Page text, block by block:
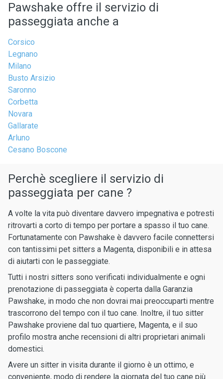
Pawshake offre il servizio di
passeggiata anche a
Corsico
Legnano
Milano
Busto Arsizio
Saronno
Corbetta
Novara
Gallarate
Arluno
Cesano Boscone
Perchè scegliere il servizio di
passeggiata per cane ?
A volte la vita può diventare davvero impegnativa e potresti
ritrovarti a corto di tempo per portare a spasso il tuo cane.
Fortunatamente con Pawshake è davvero facile connettersi
con tantissimi pet sitters a Magenta, disponibili e in attesa
di aiutarti con le passeggiate.
Tutti i nostri sitters sono verificati individualmente e ogni
prenotazione di passeggiata è coperta dalla Garanzia
Pawshake, in modo che non dovrai mai preoccuparti mentre
trascorrono del tempo con il tuo cane. Inoltre, il tuo sitter
Pawshake proviene dal tuo quartiere, Magenta, e il suo
profilo mostra anche recensioni di altri proprietari animali
domestici.
Avere un sitter in visita durante il giorno è un ottimo, e
conveniente, modo di rendere la giornata del tuo cane più